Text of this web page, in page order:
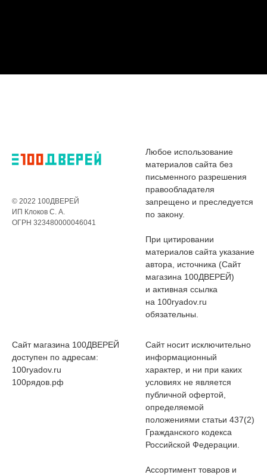
© 2022 100ДВЕРЕЙ
ИП Клоков С. А.
ОГРН 323480000046041
Любое использование
материалов сайта без
письменного разрешения
правообладателя
запрещено и преследуется
по закону.
При цитировании
материалов сайта указание
автора, источника (Сайт
магазина 100ДВЕРЕЙ)
и активная ссылка
на 100ryadov.ru
обязательны.
Сайт магазина 100ДВЕРЕЙ
доступен по адресам:
100ryadov.ru
100рядов.рф
Сайт носит исключительно
информационный
характер, и ни при каких
условиях не является
публичной офертой,
определяемой
положениями статьи 437(2)
Гражданского кодекса
Российской Федерации.
Ассортимент товаров и